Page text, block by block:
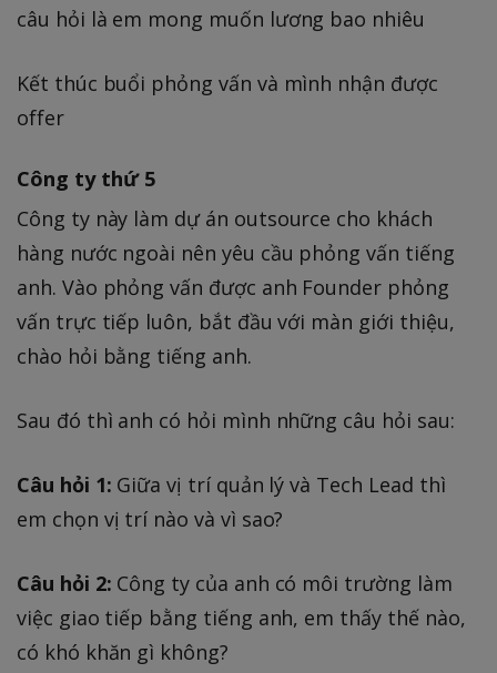
câu hỏi là em mong muốn lương bao nhiêu
Kết thúc buổi phỏng vấn và mình nhận được
offer
Công ty thứ 5
Công ty này làm dự án outsource cho khách
hàng nước ngoài nên yêu cầu phỏng vấn tiếng
anh. Vào phỏng vấn được anh Founder phỏng
vấn trực tiếp luôn, bắt đầu với màn giới thiệu,
chào hỏi bằng tiếng anh.
Sau đó thì anh có hỏi mình những câu hỏi sau:
Câu hỏi 1: Giữa vị trí quản lý và Tech Lead thì
em chọn vị trí nào và vì sao?
Câu hỏi 2: Công ty của anh có môi trường làm
việc giao tiếp bằng tiếng anh, em thấy thế nào,
có khó khăn gì không?